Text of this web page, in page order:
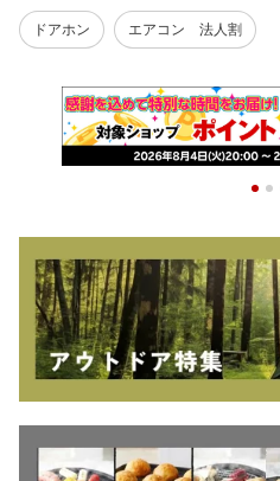
ドアホン エアコン 法人割